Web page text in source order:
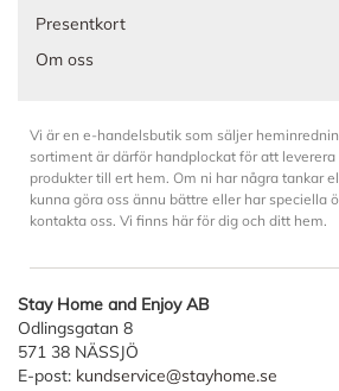
Presentkort
Om oss
Vi är en e-handelsbutik som säljer
sortiment är därför handplockat för att
produkter till ert hem. Om ni har några tankar
kunna göra oss ännu bättre eller har speciella
kontakta oss. Vi finns här för dig och ditt hem.
Stay Home and Enjoy AB
Odlingsgatan 8
571 38 NÄSSJÖ
E-post: kundservice@stayhome.se